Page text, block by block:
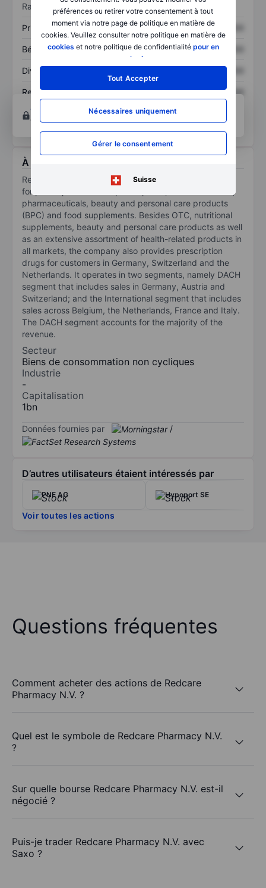
préférences ou retirer votre consentement à tout
moment via notre page de politique en matière de
cookies. Veuillez consulter notre politique en matière de
cookies et notre politique de confidentialité pour en
savoir plus
Tout Accepter
Nécessaires uniquement
Gérer le consentement
Suisse
Ratios
Prix / ventes XXXXXXX XXXXXXX
Bénéfice par action XXXXXXX XXXXXXX
Dividende par action XXXXXXX
Rendement des
capitaux propres
XXXXXXX
XXXXXXX
Ouvrir un comptepour accéder à d’autres outils
techniques et d’analyse.
À propos Redcare Pharmacy N.V.
Redcare Pharmacy NV is an online pharmacy business
for prescription and nonprescription (over-the-counter)
pharmaceuticals, beauty and personal care products
(BPC) and food supplements. Besides OTC, nutritional
supplements, beauty and personal care products as well
as an extensive assortment of health-related products in
all markets, the company also provides prescription
drugs for customers in Germany, Switzerland and the
Netherlands. It operates in two segments, namely DACH
segment that includes sales in Germany, Austria and
Switzerland; and the International segment that includes
sales across Belgium, the Netherlands, France and Italy.
The DACH segment accounts for the majority of the
revenue.
Secteur
Biens de consommation non cycliques
Industrie
-
Capitalisation
1bn
Données fournies par /
D’autres utilisateurs étaient intéressés par
PNE AG Hypoport SE
Voir toutes les actions
Questions fréquentes
Comment acheter des actions de Redcare
Pharmacy N.V. ?
Quel est le symbole de Redcare Pharmacy N.V.
?
Sur quelle bourse Redcare Pharmacy N.V. est-il
négocié ?
Puis-je trader Redcare Pharmacy N.V. avec
Saxo ?